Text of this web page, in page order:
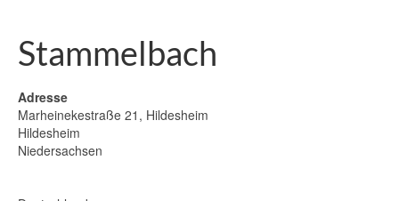
Stammelbach
Adresse
Marheinekestraße 21, Hildesheim
Hildesheim
Niedersachsen